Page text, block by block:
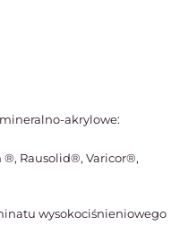
akrylowe:
Rausolid®, Varicor®,
wysokociśnieniowego